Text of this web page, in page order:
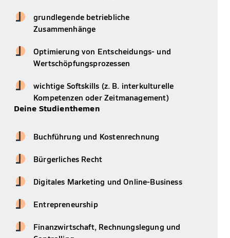
grundlegende betriebliche
Zusammenhänge
Optimierung von Entscheidungs- und
Wertschöpfungsprozessen
wichtige Softskills (z. B. interkulturelle
Kompetenzen oder Zeitmanagement)
Deine Studienthemen
Buchführung und Kostenrechnung
Bürgerliches Recht
Digitales Marketing und Online-Business
Entrepreneurship
Finanzwirtschaft, Rechnungslegung und